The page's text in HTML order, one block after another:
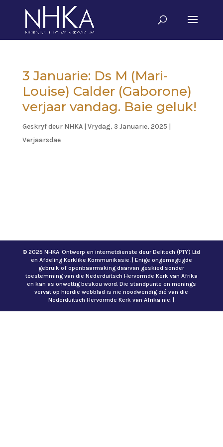
3 Januarie: Ds M (Mari-
Louise) Calder (Gaborone)
verjaar vandag. Baie geluk!
Geskryf deur NHKA| Vrydag, 3 Januarie, 2025 |
Verjaarsdae
© 2025 NHKA. Ontwerp en internetdienste deur Delitech (PTY) Ltd
en Afdeling Kerklike Kommunikasie. | Enige ongemagtigde
gebruik of openbaarmaking daarvan geskied sonder
toestemming van die Nederduitsch Hervormde Kerk van Afrika
en kan as onwettig beskou word. Die standpunte en menings
vervat op hierdie webblad is nie noodwendig dié van die
Nederduitsch Hervormde Kerk van Afrika nie. |